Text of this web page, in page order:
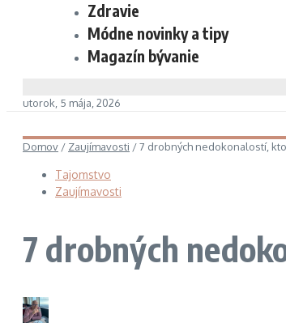
Zdravie
Módne novinky a tipy
Magazín bývanie
utorok, 5 mája, 2026
Domov / Zaujímavosti /7 drobných nedokonalostí,
Tajomstvo
Zaujímavosti
7 drobných